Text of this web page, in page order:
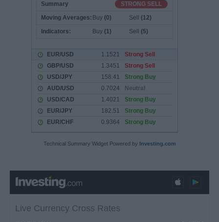
Technical Summary Widget Powered by Investing.com